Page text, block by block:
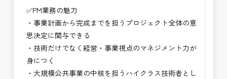
・積算技術業務
・設計コンサルティング業務（数量算出、図面の
修正など）
・河川巡視支援業務
・道路許認可審査・適正化指導業務
・調査設計資料作成業務
✅PM業務の魅力
・事業計画から完成までを担うプロジェクト全体の意
思決定に関与できる
・技術だけでなく経営・事業視点のマネジメント力が
身につく
・大規模公共事業の中核を担うハイクラス技術者とし